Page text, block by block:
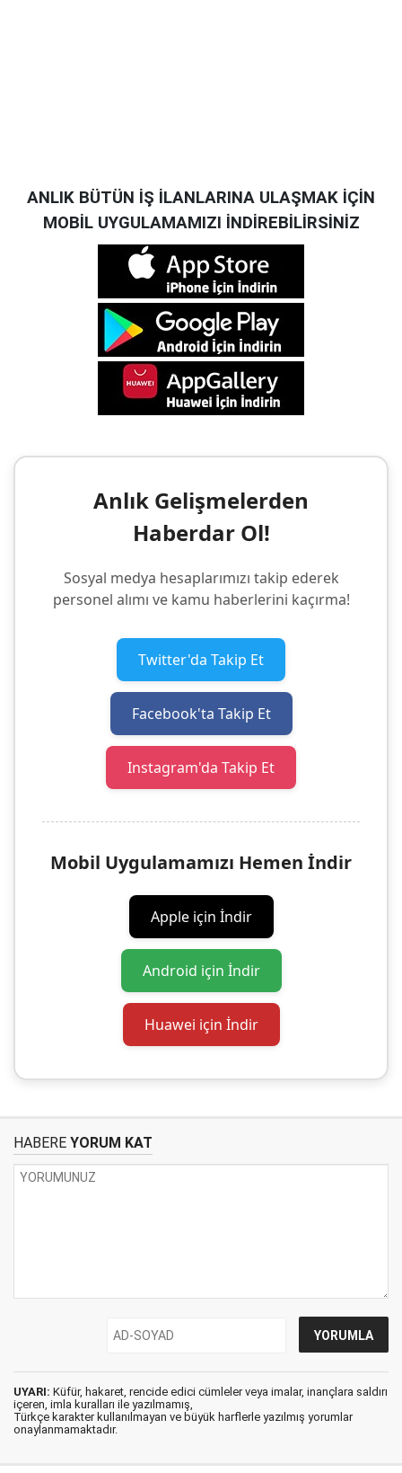
ANLIK BÜTÜN İŞ İLANLARINA ULAŞMAK İÇİN
MOBİL UYGULAMAMIZI İNDİREBİLİRSİNİZ
Anlık Gelişmelerden
Haberdar Ol!
Sosyal medya hesaplarımızı takip ederek
personel alımı ve kamu haberlerini kaçırma!
Twitter'da Takip Et
Facebook'ta Takip Et
Instagram'da Takip Et
Mobil Uygulamamızı Hemen İndir
Apple için İndir
Android için İndir
Huawei için İndir
HABERE YORUM KAT
UYARI: Küfür, hakaret, rencide edici cümleler veya imalar, inançlara saldırı
içeren, imla kuralları ile yazılmamış,
Türkçe karakter kullanılmayan ve büyük harflerle yazılmış yorumlar
onaylanmamaktadır.